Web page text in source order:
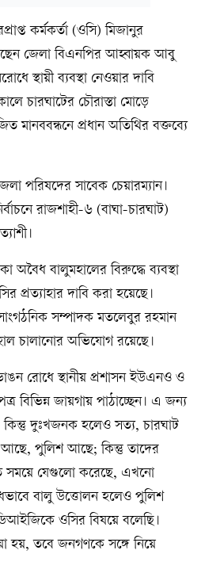
কর্মকর্তা (ওসি) মিজানুর
জেলা বিএনপির আহ্বায়ক আবু
স্থায়ী ব্যবস্থা নেওয়ার দাবি
চারঘাটের চৌরাস্তা মোড়ে
মানববন্ধনে প্রধান অতিথির বক্তব্যে
পরিষদের সাবেক চেয়ারম্যান।
রাজশাহী-৬ (বাঘা-চারঘাট)
অবৈধ বালুমহালের বিরুদ্ধে ব্যবস্থা
প্রত্যাহার দাবি করা হয়েছে।
সম্পাদক মতলেবুর রহমান
চালানোর অভিযোগ রয়েছে।
রোধে স্থানীয় প্রশাসন ইউএনও ও
বিভিন্ন জায়গায় পাঠাচ্ছেন। এ জন্য
কিন্তু দুঃখজনক হলেও সত্য, চারঘাট
পুলিশ আছে; কিন্তু তাদের
সময়ে যেগুলো করেছে, এখনো
বালু উত্তোলন হলেও পুলিশ
ওসির বিষয়ে বলেছি।
হয়, তবে জনগণকে সঙ্গে নিয়ে